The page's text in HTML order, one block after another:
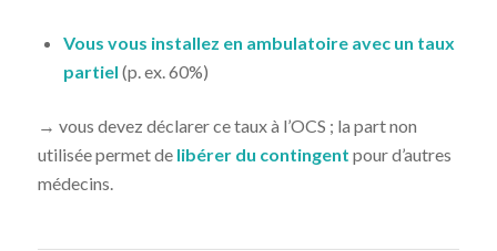
Vous vous installez en ambulatoire avec un taux
partiel (p. ex. 60%)
→ vous devez déclarer ce taux à l’OCS ; la part non
utilisée permet de libérer du contingent pour d’autres
médecins.